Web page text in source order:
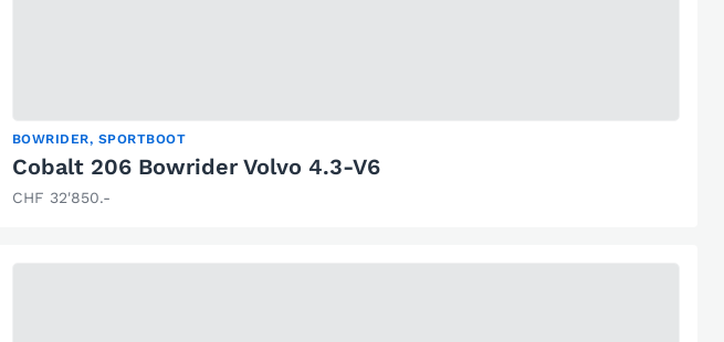
BOWRIDER, SPORTBOOT
Cobalt 206 Bowrider Volvo 4.3-V6
CHF 32'850.-